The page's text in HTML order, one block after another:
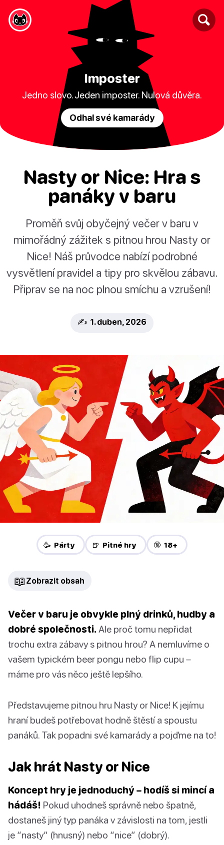
Imposter
Jedno slovo. Jeden imposter. Nulová důvěra.
Odhal své kamarády
Nasty or Nice: Hra s
panáky v baru
Proměň svůj obyčejný večer v baru v
mimořádný zážitek s pitnou hrou Nasty or
Nice! Náš průvodce nabízí podrobné
vysvětlení pravidel a tipy pro skvělou zábavu.
Připrav se na noc plnou smíchu a vzrušení!
✍️ 1. duben, 2026
🥳 Párty 🍺 Pitné hry 🔞 18+
📖 Zobrazit obsah
Večer v baru je obvykle plný drinků, hudby a
dobré společnosti. Ale proč tomu nepřidat
trochu extra zábavy s pitnou hrou? A nemluvíme o
vašem typickém beer pongu nebo flip cupu –
máme pro vás něco ještě lepšího.
Představujeme pitnou hru Nasty or Nice! K jejímu
hraní budeš potřebovat hodně štěstí a spoustu
panáků. Tak popadni své kamarády a pojďme na to!
Jak hrát Nasty or Nice
Koncept hry je jednoduchý – hodíš si mincí a
hádáš! Pokud uhodneš správně nebo špatně,
dostaneš jiný typ panáka v závislosti na tom, jestli
je “nasty” (hnusný) nebo “nice” (dobrý).